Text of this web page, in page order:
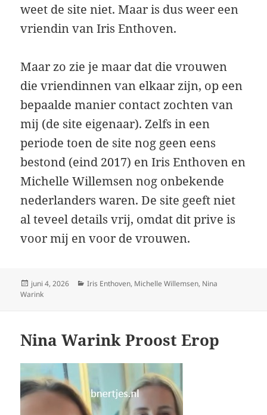
weet de site niet. Maar is dus weer een
vriendin van Iris Enthoven.
Maar zo zie je maar dat die vrouwen
die vriendinnen van elkaar zijn, op een
bepaalde manier contact zochten van
mij (de site eigenaar). Zelfs in een
periode toen de site nog geen eens
bestond (eind 2017) en Iris Enthoven en
Michelle Willemsen nog onbekende
nederlanders waren. De site geeft niet
al teveel details vrij, omdat dit prive is
voor mij en voor de vrouwen.
Geplaatst
op
juni 4, 2026 Categorieën
Iris Enthoven, Michelle Willemsen, Nina
Warink
Nina Warink Proost Erop